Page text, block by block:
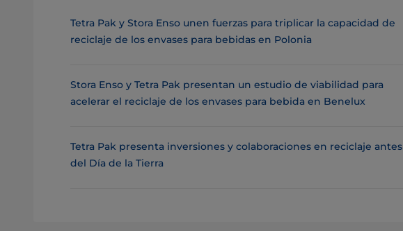
Tetra Pak y Stora Enso unen fuerzas para triplicar la capacidad de
reciclaje de los envases para bebidas en Polonia
Stora Enso y Tetra Pak presentan un estudio de viabilidad para
acelerar el reciclaje de los envases para bebida en Benelux
Tetra Pak presenta inversiones y colaboraciones en reciclaje antes
del Día de la Tierra